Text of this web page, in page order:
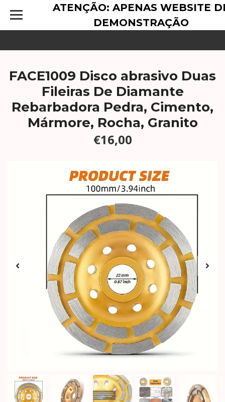
ATENÇÃO: APENAS WEBSITE
DEMONSTRAÇÃO
FACE1009 Disco abrasivo Duas
Fileiras De Diamante
Rebarbadora Pedra, Cimento,
Mármore, Rocha, Granito
€16,00